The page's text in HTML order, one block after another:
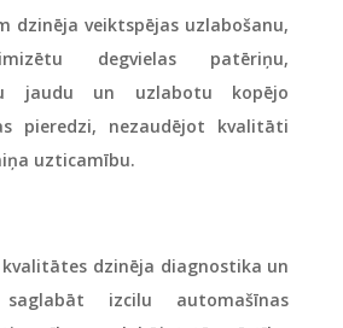
dzinēja veiktspējas uzlabošanu,
degvielas patēriņu,
jaudu un uzlabotu kopējo
pieredzi, nezaudējot kvalitāti
uzticamību.
dzinēja diagnostika un
izcilu automašīnas